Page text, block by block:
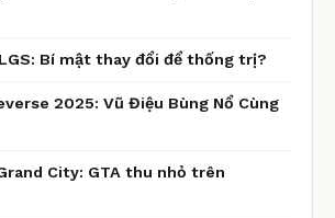
Bí mật thay đổi để thống trị?
2025: Vũ Điệu Bùng Nổ Cùng
City: GTA thu nhỏ trên